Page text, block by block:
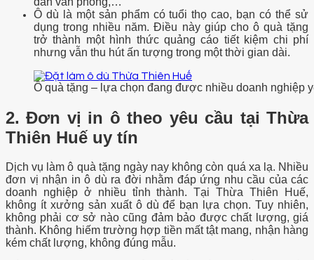
Ô dù là một sản phẩm có tuổi thọ cao, bạn có thể sử
dụng trong nhiều năm. Điều này giúp cho ô quà tặng
trở thành một hình thức quảng cáo tiết kiệm chi phí
nhưng vẫn thu hút ấn tượng trong một thời gian dài.
Ô quà tặng – lựa chọn đang được nhiều doanh nghiệp
2. Đơn vị in ô theo yêu cầu tại Thừa
Thiên Huế uy tín
Dịch vụ làm ô quà tặng ngày nay không còn quá xa lạ. Nhiều
đơn vị nhận in ô dù ra đời nhằm đáp ứng nhu cầu của các
doanh nghiệp ở nhiều tỉnh thành. Tại Thừa Thiên Huế,
không ít xưởng sản xuất ô dù để bạn lựa chọn. Tuy nhiên,
không phải cơ sở nào cũng đảm bảo được chất lượng, giá
thành. Không hiếm trường hợp tiền mất tật mang, nhận hàng
kém chất lượng, không đúng mẫu.